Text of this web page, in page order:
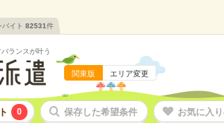
バイト 82531件
ランスが叶う
関東版 エリア変更
0 保存した希望条件 お気に入